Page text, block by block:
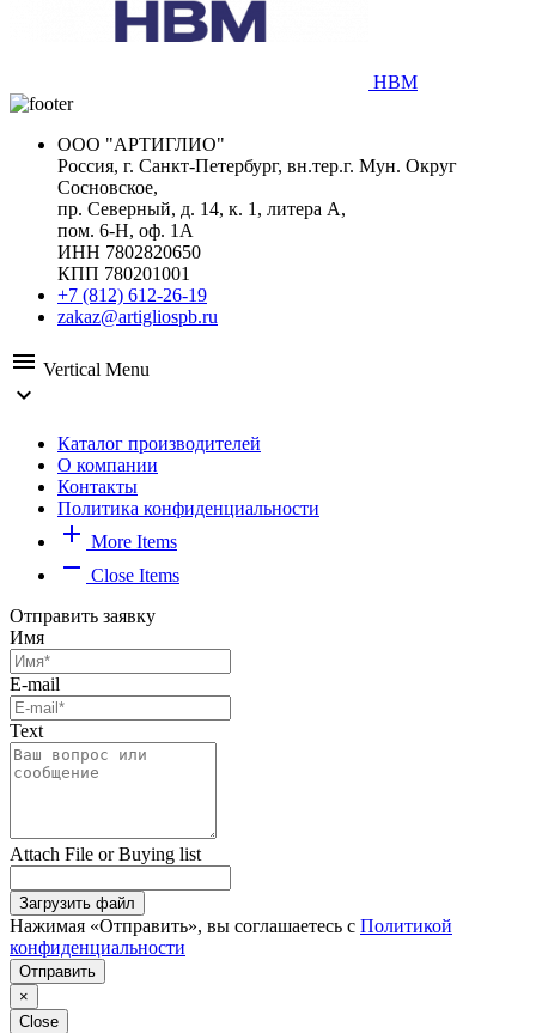
HBM
ООО "АРТИГЛИО"
Россия, г. Санкт-Петербург, вн.тер.г. Мун. Округ
Сосновское,
пр. Северный, д. 14, к. 1, литера А,
пом. 6-Н, оф. 1А
ИНН 7802820650
КПП 780201001
+7 (812) 612-26-19
zakaz@artigliospb.ru
menu Vertical Menu
expand_more
Каталог производителей
О компании
Контакты
Политика конфиденциальности
add More Items
remove Close Items
Отправить заявку
Имя
E-mail
Text
Attach File or Buying list
Загрузить файл
Нажимая «Отправить», вы соглашаетесь с Политикой
конфиденциальности
Отправить
×
Close